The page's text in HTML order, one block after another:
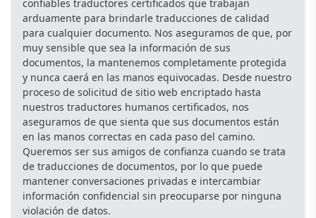
confiables traductores certificados que trabajan
arduamente para brindarle traducciones de calidad
para cualquier documento. Nos aseguramos de que, por
muy sensible que sea la información de sus
documentos, la mantenemos completamente protegida
y nunca caerá en las manos equivocadas. Desde nuestro
proceso de solicitud de sitio web encriptado hasta
nuestros traductores humanos certificados, nos
aseguramos de que sienta que sus documentos están
en las manos correctas en cada paso del camino.
Queremos ser sus amigos de confianza cuando se trata
de traducciones de documentos, por lo que puede
mantener conversaciones privadas e intercambiar
información confidencial sin preocuparse por ninguna
violación de datos.